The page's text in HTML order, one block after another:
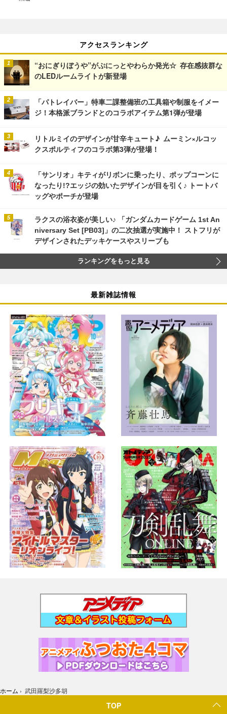
アクセスランキング
“おにぎりぼうや”がぷにっとやわらか発光☆ 存在感抜群な
のLEDルームライトが新登場
「パトレイバー」特車二課整備班の工具箱や制服をイメー
ジ！本格派ブランドとのコラボアイテム第1弾が登場
リトルミイのデザインが甘辛キュート♪ ムーミン×ルコッ
クスポルティフのコラボ第3弾が登場！
「サンリオ」キティがリボンに乗ったり、ポップコーンに
なったり!?エッジの効いたデザインが目を引く♪ トートバ
ッグやポーチが登場
ラクスの浴衣姿が美しい♪ 「ガンダムカードゲーム 1st An
niversary Set [PB03]」の二次抽選が実施中！ ストフリが
デザインされたデッキケースやスリーブも
ランキングをもっと見る
最新雑誌情報
ホーム › 武田羅梨沙多胡
TOP